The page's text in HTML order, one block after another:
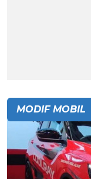
MODIF MOBIL